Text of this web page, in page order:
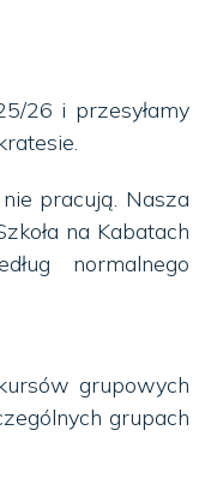
26 i przesyłamy
pracują. Nasza
na Kabatach
normalnego
grupowych
grupach